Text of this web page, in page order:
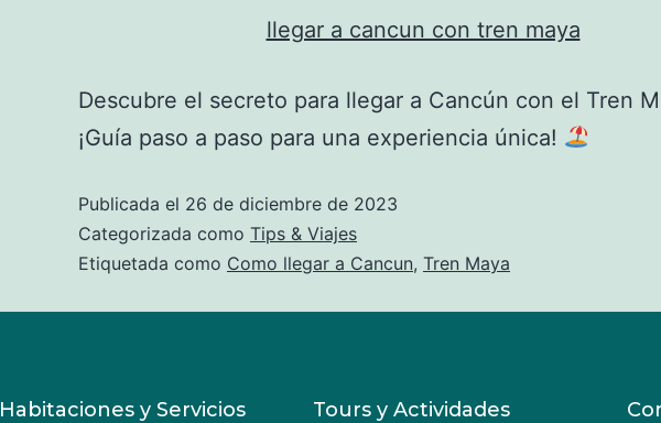
Descubre el secreto para llegar a Cancún con el Tren
¡Guía paso a paso para una experiencia única!
Publicada el 26 de diciembre de 2023
Categorizada como Tips & Viajes
Etiquetada como Como llegar a Cancun, Tren Maya
Habitaciones y Servicios Tours y Actividades